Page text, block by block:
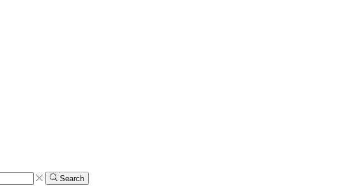
Search